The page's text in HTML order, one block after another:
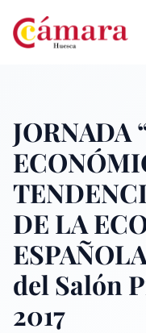
JORNADA
DE LA
del Salón
2017